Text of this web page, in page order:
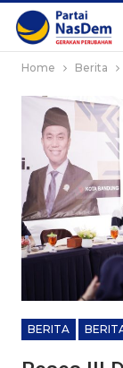
Home Berita
BERITA